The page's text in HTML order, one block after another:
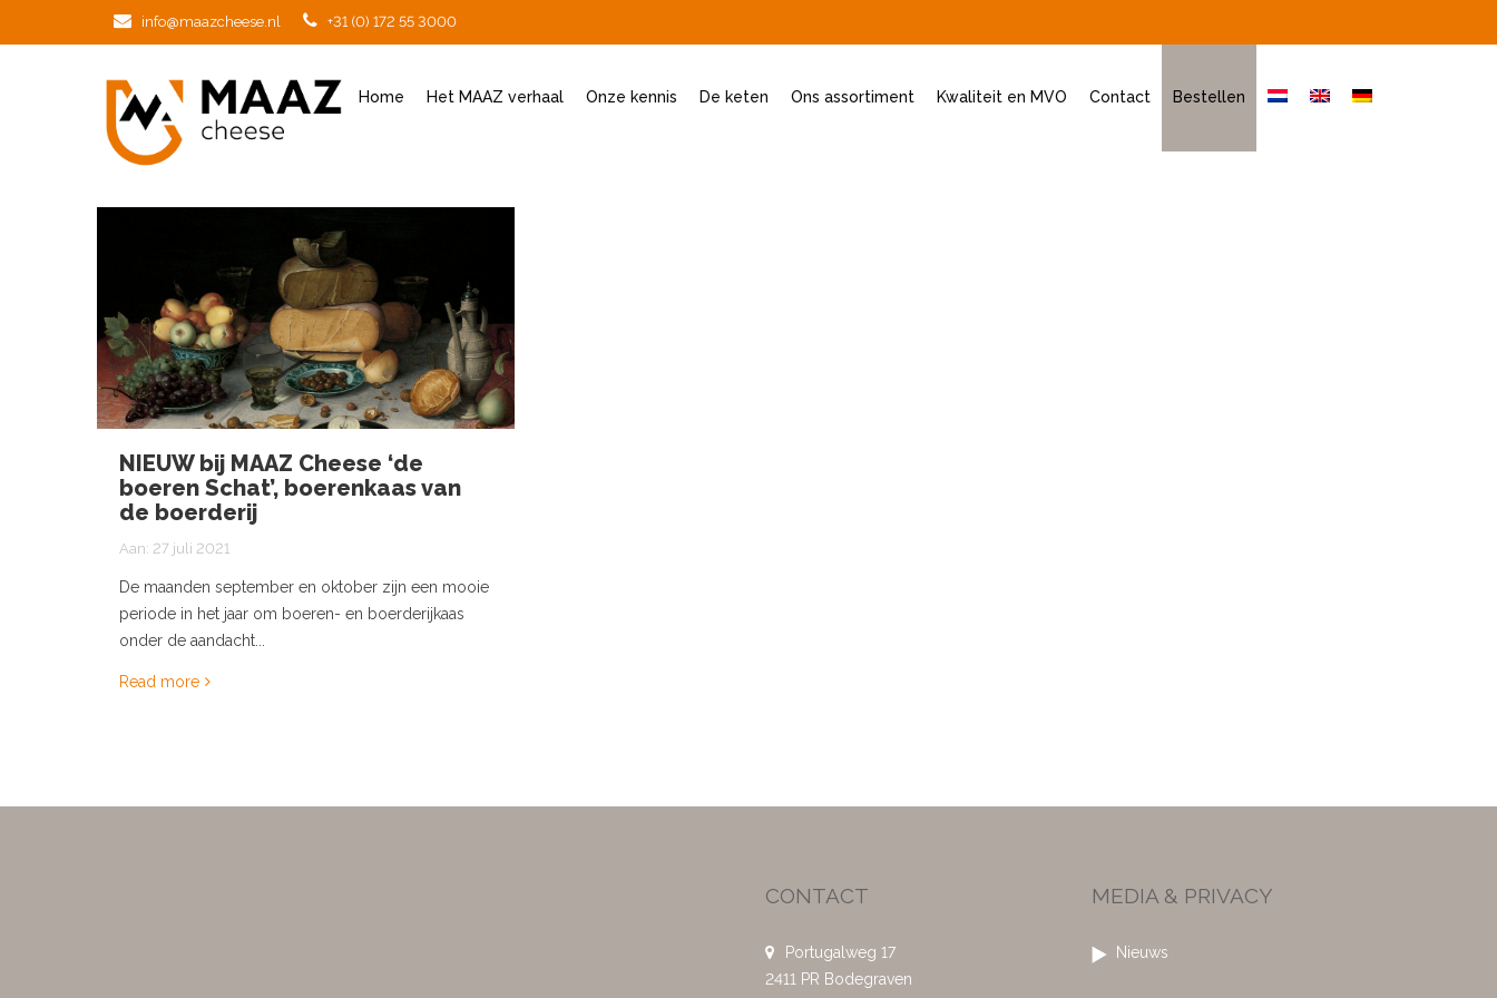
info@maazcheese.nl +31 (0) 172 55 3000
Home Het MAAZ verhaal Onze kennis De keten Ons assortiment Kwaliteit en MVO Contact Bestellen
NIEUW bij MAAZ Cheese ‘de
boeren Schat’, boerenkaas van
de boerderij
Aan: 27 juli 2021
De maanden september en oktober zijn een mooie
periode in het jaar om boeren- en boerderijkaas
onder de aandacht...
Read more
CONTACT
Portugalweg 17
2411 PR Bodegraven
MEDIA & PRIVACY
Nieuws